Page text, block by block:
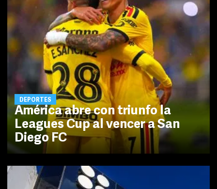
DEPORTES
América abre con triunfo la
Leagues Cup al vencer a San
Diego FC